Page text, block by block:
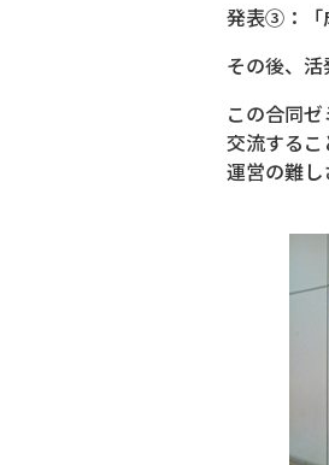
発表③：「
その後、
この合同
交流する
運営の難し